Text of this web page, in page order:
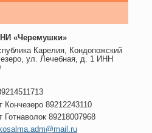
«Черемушки»
Карелия, Кондопожский
ул. Лечебная, д. 1 ИНН
Кончезеро 89212243110
Готнаволок 89218007968
kosalma.adm@mail.ru